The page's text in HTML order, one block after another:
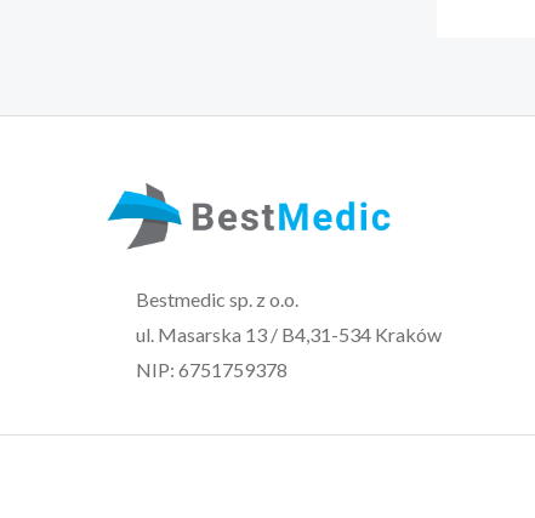
Bestmedic sp. z o.o.
ul. Masarska 13 / B4,31-534 Kraków
NIP: 6751759378